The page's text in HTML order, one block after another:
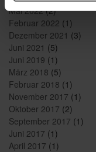
Mai 2022(2)
Februar 2022 (1)
Dezember 2021 (3)
Juni 2021 (5)
Juni 2019 (1)
März 2018 (5)
Februar 2018 (1)
November 2017 (1)
Oktober 2017 (2)
September 2017 (1)
Juni 2017 (1)
April 2017 (1)